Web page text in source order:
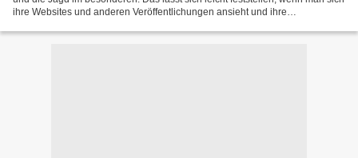
ihre Websites und anderen Veröffentlichungen ansieht und ihre